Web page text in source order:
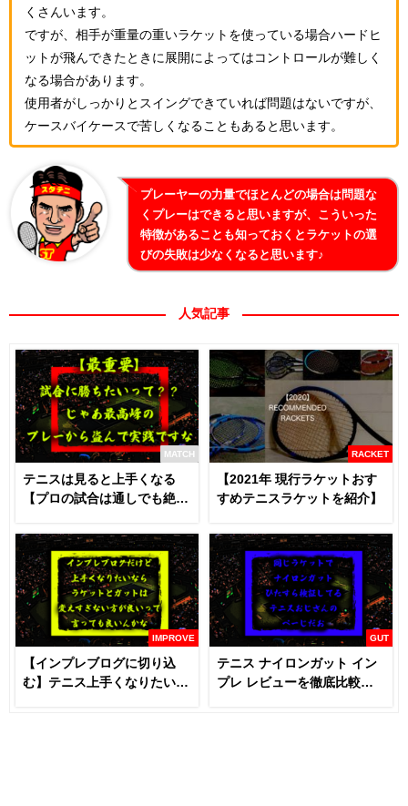
くさんいます。
ですが、相手が重量の重いラケットを使っている場合ハードヒ
ットが飛んできたときに展開によってはコントロールが難しく
なる場合があります。
使用者がしっかりとスイングできていれば問題はないですが、
ケースバイケースで苦しくなることもあると思います。
プレーヤーの力量でほとんどの場合は問題な
くプレーはできると思いますが、こういった
特徴があることも知っておくとラケットの選
びの失敗は少なくなると思います♪
人気記事
MATCH
テニスは見ると上手くなる
【プロの試合は通しでも絶対
RACKET
【2021年 現行ラケットおす
すめテニスラケットを紹介】
IMPROVE
【インプレブログに切り込
む】テニス上手くなりたいな
GUT
テニス ナイロンガット イン
プレ レビューを徹底比較